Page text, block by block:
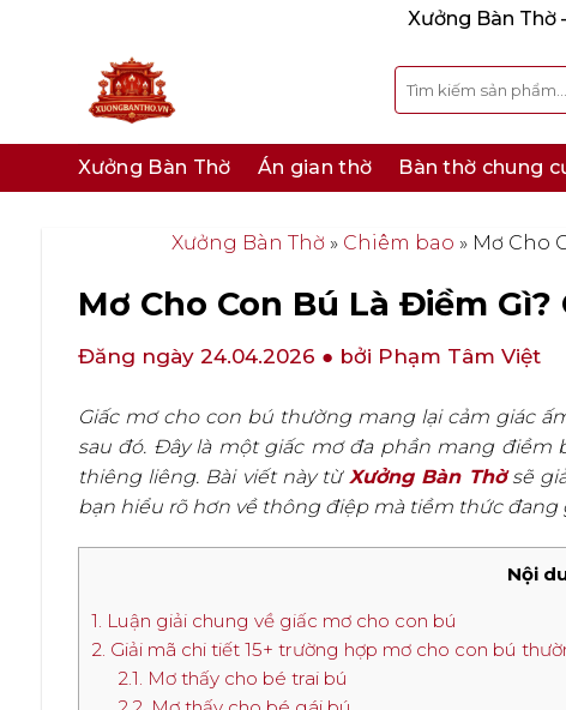
Xưởng Bàn Thờ
Tìm
kiếm:
Xưởng Bàn Thờ Án gian thờ Bàn thờ chung
Xưởng Bàn Thờ » Chiêm bao » Mơ Cho
Mơ Cho Con Bú Là Điềm Gì?
Đăng ngày 24.04.2026 ● bởi Phạm Tâm Việt
Giấc mơ cho con bú thường mang lại cảm giác
sau đó. Đây là một giấc mơ đa phần mang điềm
thiêng liêng. Bài viết này từ Xưởng Bàn Thờsẽ
bạn hiểu rõ hơn về thông điệp mà tiềm thức đang
Nội
1. Luận giải chung về giấc mơ cho con bú
2. Giải mã chi tiết 15+ trường hợp mơ cho con bú
2.1. Mơ thấy cho bé trai bú